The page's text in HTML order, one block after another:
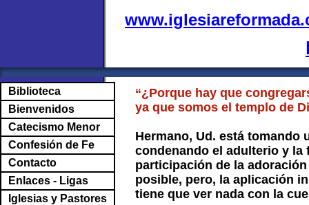
“¿Porque hay que
ya que somos el templo de
Hermano, Ud. está tomando
condenando el adulterio y
participación de la
posible, pero, la aplicación
tiene que ver nada con la
Biblioteca
Bienvenidos
Catecismo Menor
Confesión de Fe
Contacto
Enlaces - Ligas
Iglesias y Pastores